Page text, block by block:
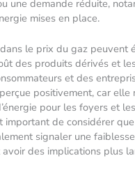
une demande réduite,
mises en place.
le prix du gaz peuvent
des produits dérivés et
et des
positivement, car elle
pour les foyers et
important de considérer
signaler une
des implications plus